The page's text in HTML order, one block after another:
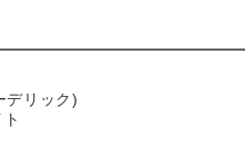
デリック)